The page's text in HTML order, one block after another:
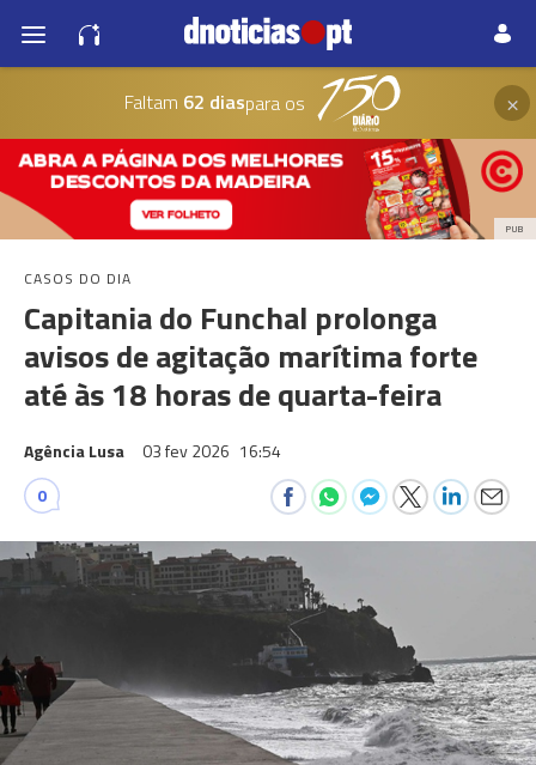
Faltam 62 diaspara os ×
PUB
CASOS DO DIA
Capitania do Funchal prolonga
avisos de agitação marítima forte
até às 18 horas de quarta-feira
Agência Lusa 03 fev 2026 16:54
0